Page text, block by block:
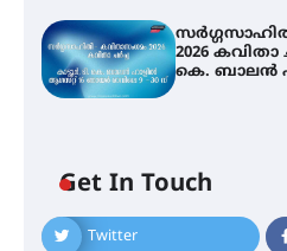
2026 കവിതാ
കെ. ബാലൻ
Get In Touch
Twitter